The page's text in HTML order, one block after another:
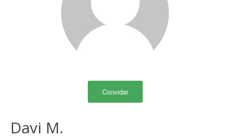
Convidar
Davi M.